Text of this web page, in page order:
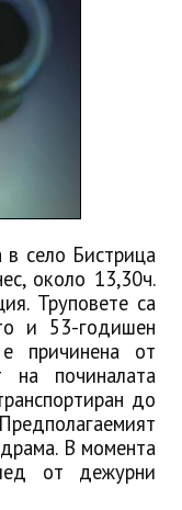
село Бистрица
около 13,30ч.
Труповете са
и 53-годишен
причинена от
на починалата
до
В момента
от дежурни